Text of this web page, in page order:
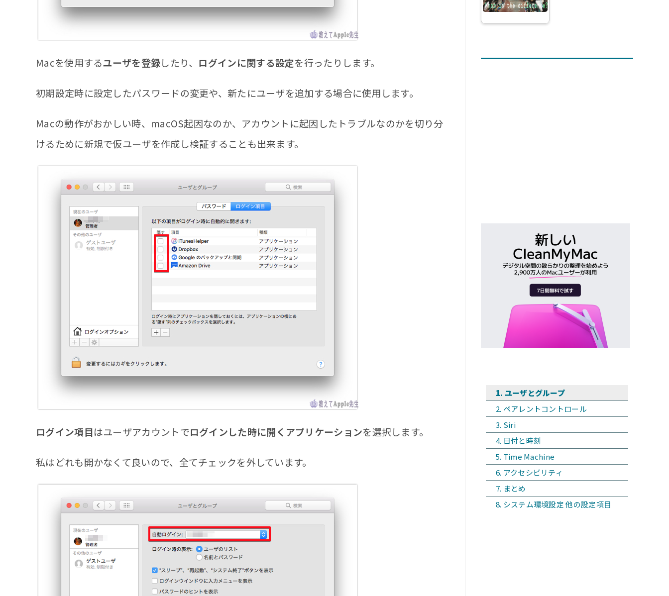
Macを使用するユーザを登録したり、 ログインに関する設定を行ったりします。
初期設定時に設定したパスワードの変更や、新たにユーザを追加する場合に使用します。
Macの動作がおかしい時、macOS起因なのか、アカウントに起因したトラブルなのかを切り分
けるために新規で仮ユーザを作成し検証することも出来ます。
ログイン項目はユーザアカウントでログインした時に開くアプリケーションを選択します。
私はどれも開かなくて良いので、全てチェックを外しています。
ユーザとグループ
ペアレントコントロール
Siri
日付と時刻
Time Machine
アクセシビリティ
まとめ
システム環境設定 他の設定項目